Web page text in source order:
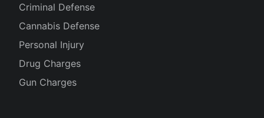
Criminal Defense
Cannabis Defense
Personal Injury
Drug Charges
Gun Charges